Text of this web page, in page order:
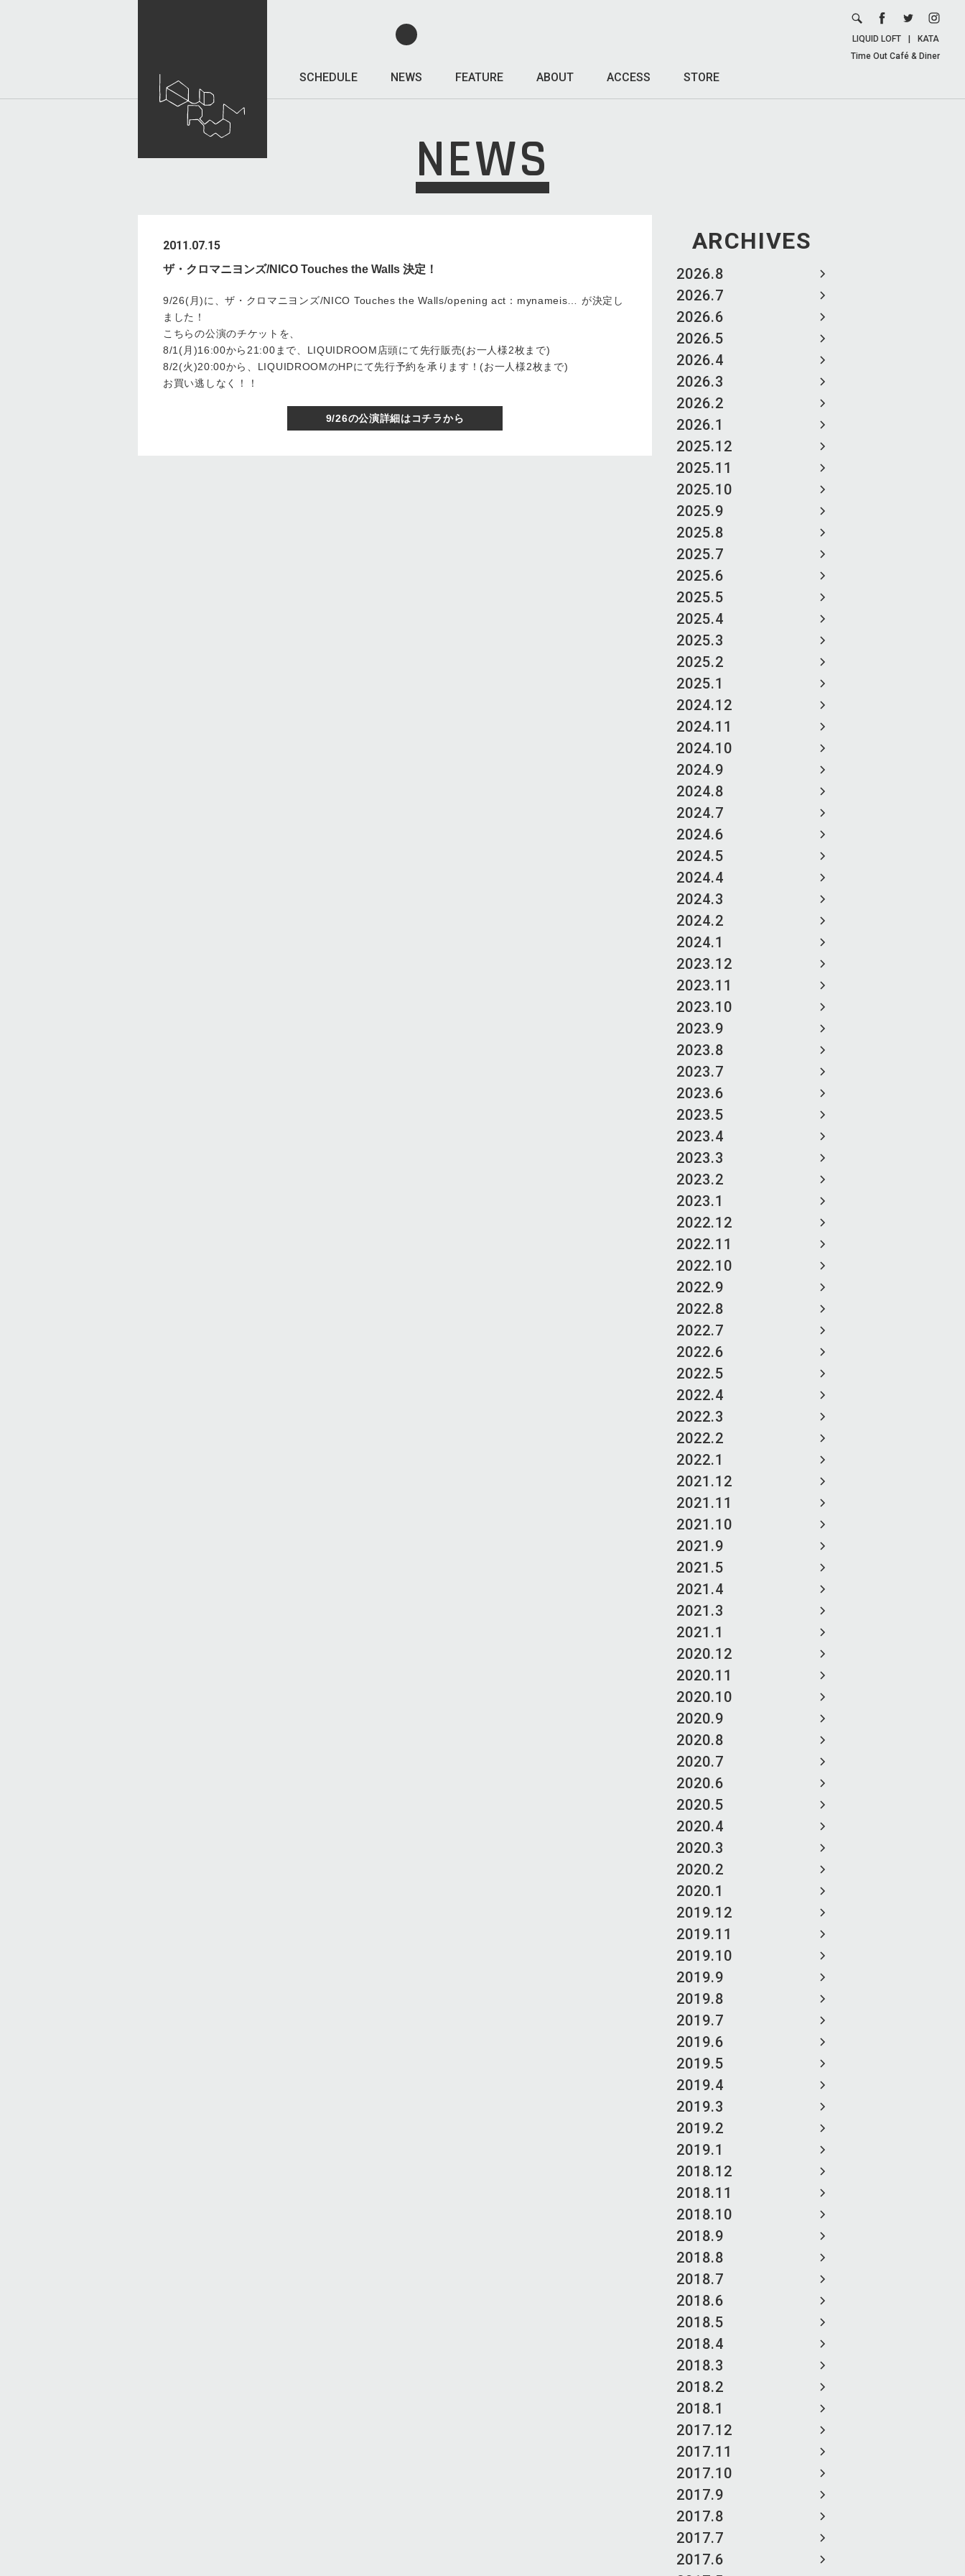
SCHEDULE NEWS FEATURE ABOUT ACCESS STORE
LIQUID LOFT
KATA
Time Out Café & Diner
NEWS
ARCHIVES
2026.8
2026.7
2026.6
2026.5
2026.4
2026.3
2026.2
2026.1
2025.12
2025.11
2025.10
2025.9
2025.8
2025.7
2025.6
2025.5
2025.4
2025.3
2025.2
2025.1
2024.12
2024.11
2024.10
2024.9
2024.8
2024.7
2024.6
2024.5
2024.4
2024.3
2024.2
2024.1
2023.12
2023.11
2023.10
2023.9
2023.8
2023.7
2023.6
2023.5
2023.4
2023.3
2023.2
2023.1
2022.12
2022.11
2022.10
2022.9
2022.8
2022.7
2022.6
2022.5
2022.4
2022.3
2022.2
2022.1
2021.12
2021.11
2021.10
2021.9
2021.5
2021.4
2021.3
2021.1
2020.12
2020.11
2020.10
2020.9
2020.8
2020.7
2020.6
2020.5
2020.4
2020.3
2020.2
2020.1
2019.12
2019.11
2019.10
2019.9
2019.8
2019.7
2019.6
2019.5
2019.4
2019.3
2019.2
2019.1
2018.12
2018.11
2018.10
2018.9
2018.8
2018.7
2018.6
2018.5
2018.4
2018.3
2018.2
2018.1
2017.12
2017.11
2017.10
2017.9
2017.8
2017.7
2017.6
2011.07.15
ザ・クロマニヨンズ/NICO Touches the Walls 決定！
9/26(月)に、ザ・クロマニヨンズ/NICO Touches the Walls/opening act：mynameis… が決定し
ました！
こちらの公演のチケットを、
8/1(月)16:00から21:00まで、LIQUIDROOM店頭にて先行販売(お一人様2枚まで)
8/2(火)20:00から、LIQUIDROOMのHPにて先行予約を承ります！(お一人様2枚まで)
お買い逃しなく！！
9/26の公演詳細はコチラから